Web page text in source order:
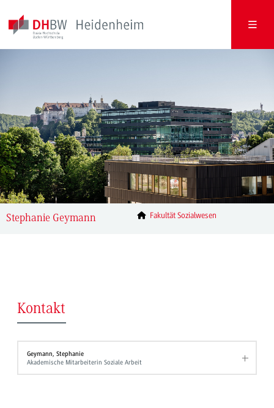
Stephanie Geymann Fakultät Sozialwesen
Kontakt
Geymann, Stephanie
Akademische Mitarbeiterin Soziale Arbeit